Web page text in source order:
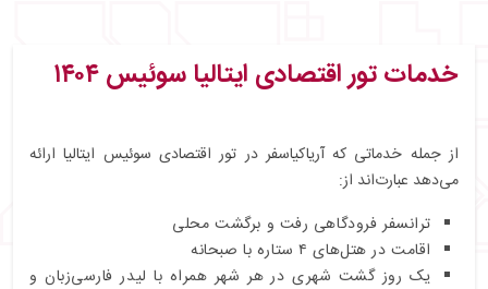
خدمات تور اقتصادی ایتالیا سوئیس ۱۴۰۴
از جمله خدماتی که آریاکیاسفر در تور اقتصادی سوئیس ایتالیا ارائه
می‌دهد عبارت‌اند از:
ترانسفر فرودگاهی رفت و برگشت محلی
اقامت در هتل‌های ۴ ستاره با صبحانه
یک روز گشت شهری در هر شهر همراه با لیدر فارسی‌زبان و